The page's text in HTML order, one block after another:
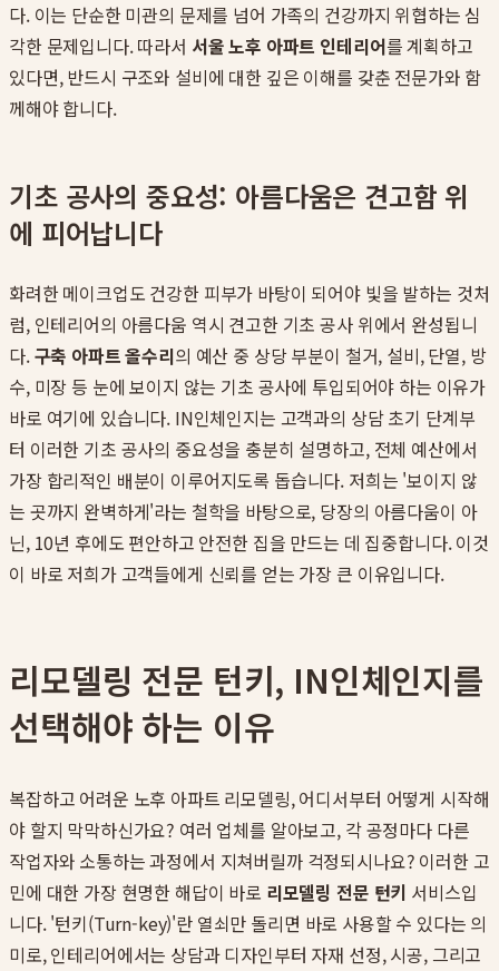
다. 이는 단순한 미관의 문제를 넘어 가족의 건강까지 위협하는 심
각한 문제입니다. 따라서 서울 노후 아파트 인테리어를 계획하고
있다면, 반드시 구조와 설비에 대한 깊은 이해를 갖춘 전문가와 함
께해야 합니다.
기초 공사의 중요성: 아름다움은 견고함 위
에 피어납니다
화려한 메이크업도 건강한 피부가 바탕이 되어야 빛을 발하는 것처
럼, 인테리어의 아름다움 역시 견고한 기초 공사 위에서 완성됩니
다.구축 아파트 올수리의 예산 중 상당 부분이 철거, 설비, 단열, 방
수, 미장 등 눈에 보이지 않는 기초 공사에 투입되어야 하는 이유가
바로 여기에 있습니다. IN인체인지는 고객과의 상담 초기 단계부
터 이러한 기초 공사의 중요성을 충분히 설명하고, 전체 예산에서
가장 합리적인 배분이 이루어지도록 돕습니다. 저희는 '보이지 않
는 곳까지 완벽하게'라는 철학을 바탕으로, 당장의 아름다움이 아
닌, 10년 후에도 편안하고 안전한 집을 만드는 데 집중합니다. 이것
이 바로 저희가 고객들에게 신뢰를 얻는 가장 큰 이유입니다.
리모델링 전문 턴키, IN인체인지를
선택해야 하는 이유
복잡하고 어려운 노후 아파트 리모델링, 어디서부터 어떻게 시작해
야 할지 막막하신가요? 여러 업체를 알아보고, 각 공정마다 다른
작업자와 소통하는 과정에서 지쳐버릴까 걱정되시나요? 이러한 고
민에 대한 가장 현명한 해답이 바로 리모델링 전문 턴키 서비스입
니다. '턴키(Turn-key)'란 열쇠만 돌리면 바로 사용할 수 있다는 의
미로, 인테리어에서는 상담과 디자인부터 자재 선정, 시공, 그리고